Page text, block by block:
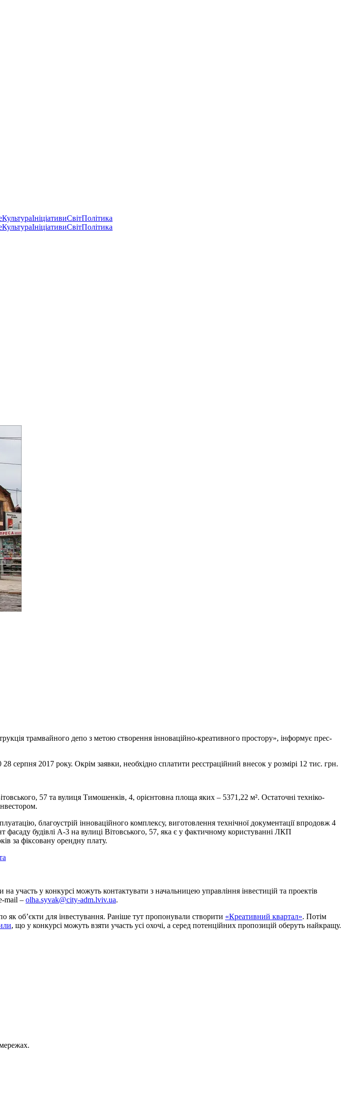
КультураІніціативиСвітПолітика
КультураІніціативиСвітПолітика
трамвайного депо з метою створення інноваційно-креативного простору», інформує прес-
серпня 2017 року. Окрім заявки, необхідно сплатити реєстраційний внесок у розмірі 12 тис. грн.
57 та вулиця Тимошенків, 4, орієнтовна площа яких – 5371,22 м². Остаточні техніко-
благоустрій інноваційного комплексу, виготовлення технічної документації впродовж 4
фасаду будівлі А-3 на вулиці Вітовського, 57, яка є у фактичному користуванні ЛКП
за фіксовану орендну плату.
на участь у конкурсі можуть контактувати з начальницею управління інвестицій та проектів
mail – olha.syvak@city-adm.lviv.ua.
як об’єкти для інвестування. Раніше тут пропонували створити «Креативний квартал». Потім
, що у конкурсі можуть взяти участь усі охочі, а серед потенційних пропозицій оберуть найкращу.